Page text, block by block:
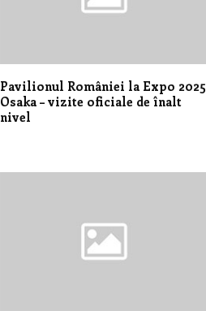
Pavilionul României la Expo 2025
Osaka – vizite oficiale de înalt
nivel